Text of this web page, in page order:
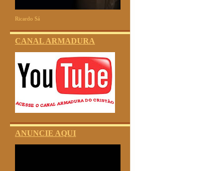
Ricardo Sá
CANAL ARMADURA
ANUNCIE AQUI